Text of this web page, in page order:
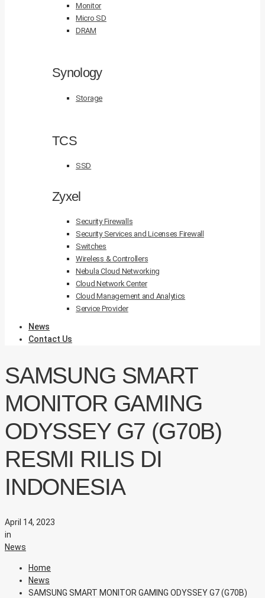
Monitor
Micro SD
DRAM
Synology
Storage
TCS
SSD
Zyxel
Security Firewalls
Security Services and Licenses Firewall
Switches
Wireless & Controllers
Nebula Cloud Networking
Cloud Network Center
Cloud Management and Analytics
Service Provider
News
Contact Us
SAMSUNG SMART
MONITOR GAMING
ODYSSEY G7 (G70B)
RESMI RILIS DI
INDONESIA
April 14, 2023
in
News
Home
News
SAMSUNG SMART MONITOR GAMING ODYSSEY G7 (G70B)